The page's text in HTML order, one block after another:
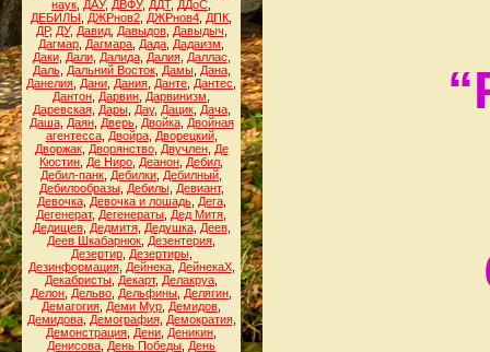
наук ДАУ, ДВФУ, ДДТ, ДДоС
ДЕБИЛЫ
ДЖРнов2 ДЖРнов4 ДПК
ДР, ДУ, Давид, Давыдов, Давыдыч
Дагмар Дагмара Дада Дадаизм
Даки, Дали, Далида, Далия, Даллас
Даль, Дальний Восток, Дамы, Дана,
Данелия Дани Дания Данте Дантес
Дантон Дарвин Дарвинизм
Даревская, Дары, Дау, Дацик, Дача,
Даша, Даян, Дверь, Двойка, Двойная
агентесса, Двойра, Дворецкий,
Дворжак, Дворянство, Двучлен, Де
Кюстин Де Ниро Деанон Дебил
Дебил-панк Дебилки Дебилный
Дебилообразы, Дебилы, Девиант,
Девочка, Девочка и лошадь, Дега,
Дегенерат, Дегенераты Дед Митя
Дедищев, Дедмитя, Дедушка, Деев,
Деев Шкабарнюк Дезентерия
Дезертир, Дезертиры,
Дезинформация, Дейнека, ДейнекаХ,
Декабристы Декарт, Делакруа
Делон Дельво Дельфины Делягин
Демагогия Деми Мур Демидов
Демидова, Демография, Демократия,
Демонстрация Дени Деникин
Денисова День Победы День